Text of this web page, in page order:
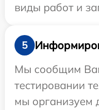
виды работ и
5
Мы сообщим
тестировании
мы организуем